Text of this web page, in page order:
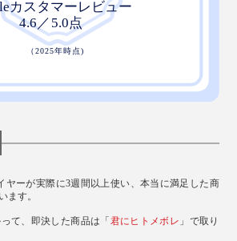
ヤーが実際に3週間以上使い、本当に満足した商
ます。
て、即決した商品は「 君にヒトメボレ 」で取り